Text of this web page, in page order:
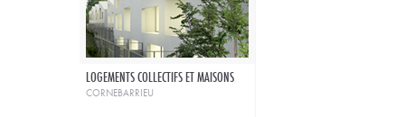
LOGEMENTS COLLECTIFS ET MAISONS
cornebarrieu